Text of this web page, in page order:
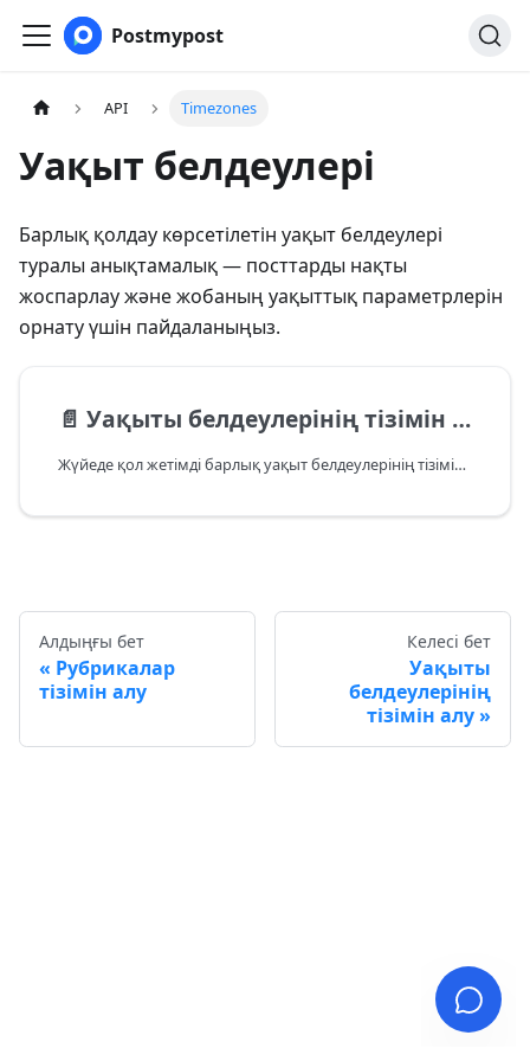
Postmypost
API Timezones
Уақыт белдеулері
Барлық қолдау көрсетілетін уақыт белдеулері
туралы анықтамалық — посттарды нақты
жоспарлау және жобаның уақыттық параметрлерін
орнату үшін пайдаланыңыз.
📄️ Уақыты белдеулерінің тізімін алу
Жүйеде қол жетімді барлық уақыт белдеулерінің тізімін алыңыз.
Алдыңғы бет
Рубрикалар
тізімін алу
Келесі бет
Уақыты
белдеулерінің
тізімін алу